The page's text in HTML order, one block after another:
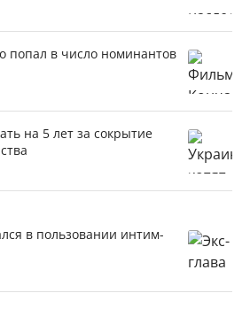
попал в число номинантов
на 5 лет за сокрытие
в пользовании интим-